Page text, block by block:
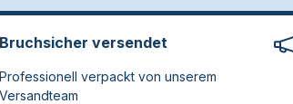
Bruchsicher versendet
Professionell verpackt von unserem
Versandteam